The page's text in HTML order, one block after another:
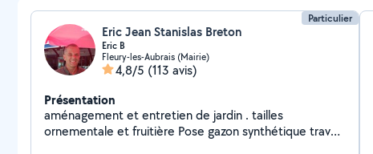
Particulier
Eric Jean Stanislas Breton
Eric B
Fleury-les-Aubrais (Mairie)
4,8/5 (113 avis)
Présentation
aménagement et entretien de jardin . tailles
ornementale et fruitière Pose gazon synthétique travail